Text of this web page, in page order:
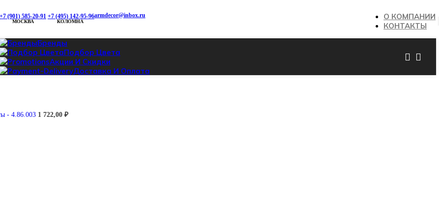
+7 (901) 585-20-91
МОСКВА
+7 (495) 142-95-96
КОЛОМНА
armdecor@inbox.ru
О КОМПАНИИ
КОНТАКТЫ
Бренды
Подбор Цвета
Акции И Скидки
Доставка И Оплата
- 4.86.003 1 722,00 ₽